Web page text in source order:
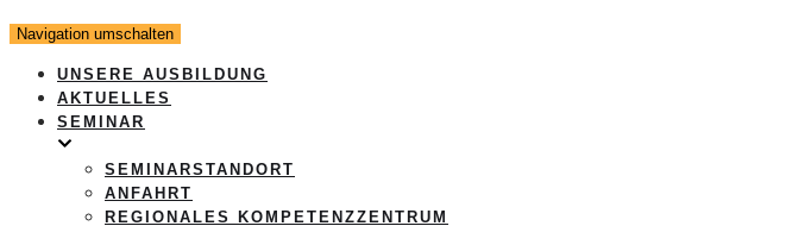
Navigation umschalten
UNSERE AUSBILDUNG
AKTUELLES
SEMINAR
SEMINARSTANDORT
ANFAHRT
REGIONALES KOMPETENZZENTRUM